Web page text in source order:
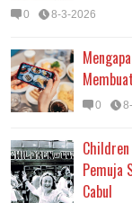
0 8-3-2026
0
Pemuja
Cabul